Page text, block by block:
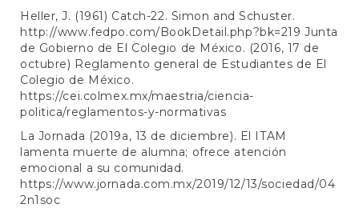
Heller, J. (1961) Catch-22. Simon and Schuster.
http://www.fedpo.com/BookDetail.php?bk=219 Junta
de Gobierno de El Colegio de México. (2016, 17 de
octubre) Reglamento general de Estudiantes de El
Colegio de México.
https://cei.colmex.mx/maestria/ciencia-
politica/reglamentos-y-normativas
La Jornada (2019a, 13 de diciembre). El ITAM
lamenta muerte de alumna; ofrece atención
emocional a su comunidad.
https://www.jornada.com.mx/2019/12/13/sociedad/04
2n1soc